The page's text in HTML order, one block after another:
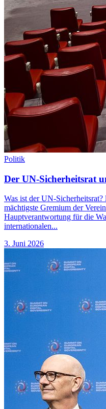
Politik
Der UN-Sicherheitsrat
Was ist der UN-
mächtigste Gremium der
Hauptverantwortung für die
internationalen...
3. Juni 2026